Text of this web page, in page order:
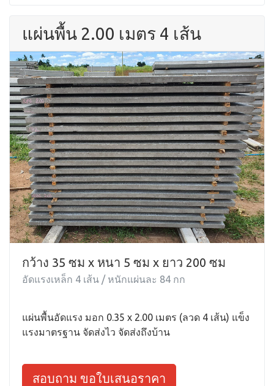
แผ่นพื้น 2.00 เมตร 4 เส้น
กว้าง 35 ซม x หนา 5 ซม x ยาว 200 ซม
อัดแรงเหล็ก 4 เส้น / หนักแผ่นละ 84 กก
แผ่นพื้นอัดแรง มอก 0.35 x 2.00 เมตร (ลวด 4 เส้น) แข็ง
แรงมาตรฐาน จัดส่งไว จัดส่งถึงบ้าน
สอบถาม ขอใบเสนอราคา